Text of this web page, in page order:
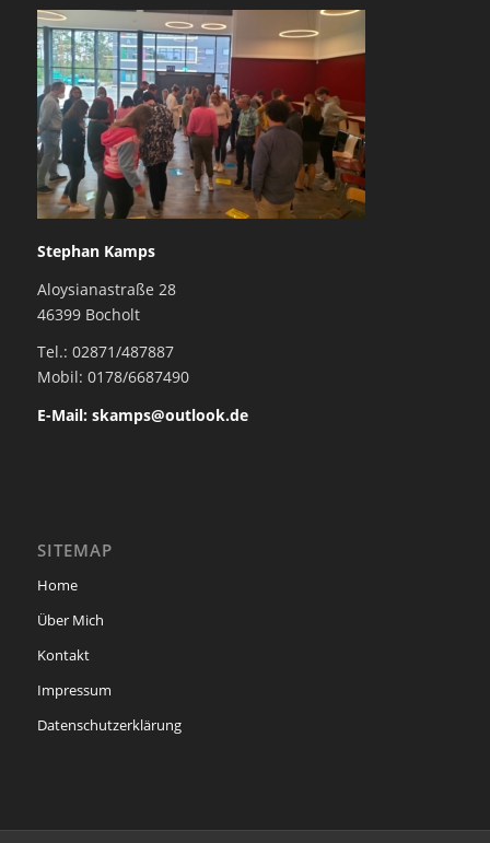
Stephan Kamps
Aloysianastraße 28
46399 Bocholt
Tel.: 02871/487887
Mobil: 0178/6687490
E-Mail: skamps@outlook.de
SITEMAP
Home
Über Mich
Kontakt
Impressum
Datenschutzerklärung